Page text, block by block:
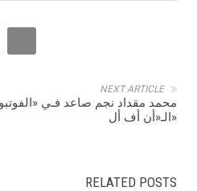
NEXT ARTICLE
محمد مقداد نجم صاعد فـي
الـ«أن أف أل»
RELATED POSTS